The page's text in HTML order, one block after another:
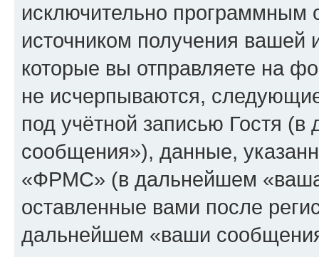
исключительно программным
источником получения
которые вы отправляете на
не исчерпываются,
под учётной записью Гостя
сообщения»), данные,
«ФРМС» (в дальнейшем
оставленные вами после
дальнейшем «ваши